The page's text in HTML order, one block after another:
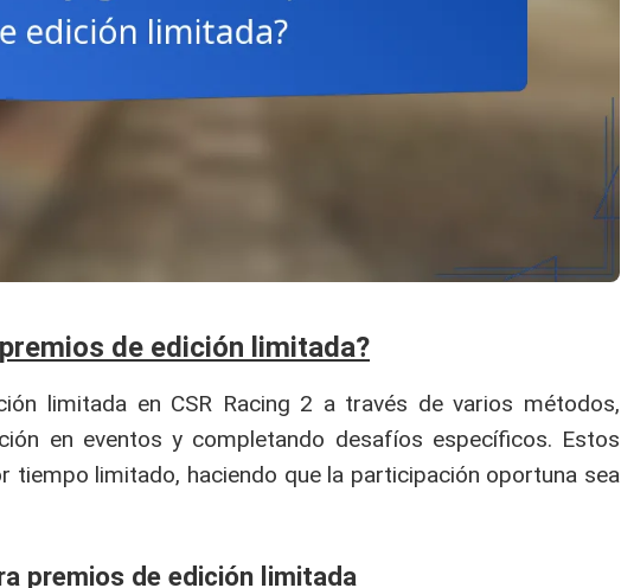
de edición limitada?
limitada en CSR Racing 2 a través de varios métodos,
en eventos y completando desafíos específicos. Estos
limitado, haciendo que la participación oportuna sea
premios de edición limitada